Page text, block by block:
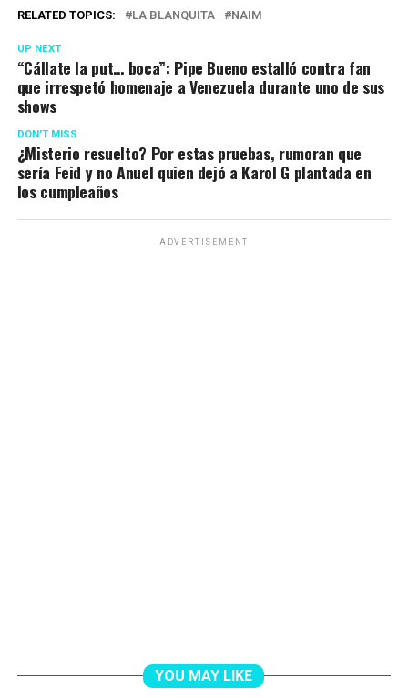
RELATED TOPICS: LA BLANQUITA NAIM
UP NEXT
“Cállate la put… boca”: Pipe Bueno estalló contra fan
que irrespetó homenaje a Venezuela durante uno de sus
shows
DON'T MISS
¿Misterio resuelto? Por estas pruebas, rumoran que
sería Feid y no Anuel quien dejó a Karol G plantada en
los cumpleaños
ADVERTISEMENT
YOU MAY LIKE